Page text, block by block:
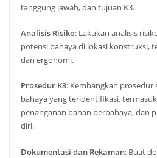
tanggung jawab, dan tujuan K3.
Analisis Risiko: Lakukan analisis
potensi bahaya di lokasi konstruksi,
dan ergonomi.
Prosedur K3: Kembangkan
bahaya yang teridentifikasi,
penanganan bahan berbahaya, dan
diri.
Dokumentasi dan Rekaman: Buat